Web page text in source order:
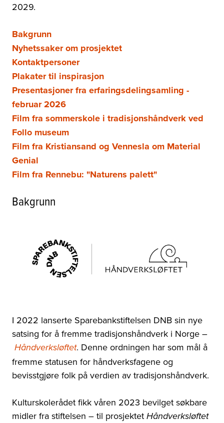
2029.
Bakgrunn
Nyhetssaker om prosjektet
Kontaktpersoner
Plakater til inspirasjon
Presentasjoner fra erfaringsdelingsamling -
februar 2026
Film fra sommerskole i tradisjonshåndverk ved
Follo museum
Film fra Kristiansand og Vennesla om Material
Genial
Film fra Rennebu: "Naturens palett"
Bakgrunn
I 2022 lanserte Sparebankstiftelsen DNB sin nye
satsing for å fremme tradisjonshåndverk i Norge –
Håndverksløftet. Denne ordningen har som mål å
fremme statusen for håndverksfagene og
bevisstgjøre folk på verdien av tradisjonshåndverk.
Kulturskolerådet fikk våren 2023 bevilget søkbare
midler fra stiftelsen – til prosjektet Håndverksløftet